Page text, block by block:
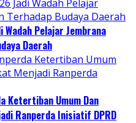
Wadah Pelajar Jembrana
Daerah
Ketertiban Umum Dan
Ranperda Inisiatif DPRD